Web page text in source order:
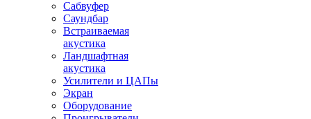
Сабвуфер
Саундбар
Встраиваемая
акустика
Ландшафтная
акустика
Усилители и ЦАПы
Экран
Оборудование